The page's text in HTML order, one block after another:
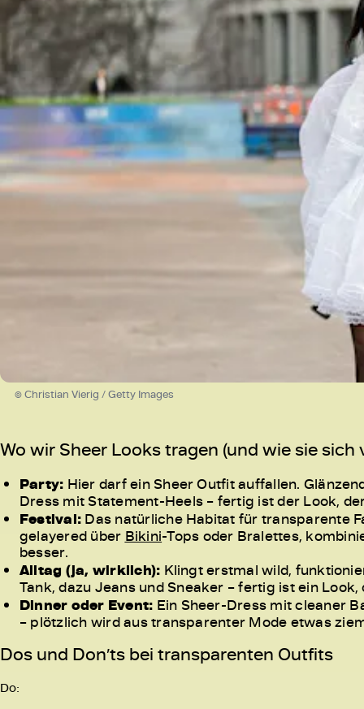
© Christian Vierig / Getty Images
Wo wir Sheer Looks tragen (und wie sie sich
Party: Hier darf ein Sheer Outfit auffallen.
Dress mit Statement-Heels – fertig ist der Look,
Festival: Das natürliche Habitat für transparente
gelayered über Bikini-Tops oder Bralettes,
besser.
Alltag (ja, wirklich): Klingt erstmal wild,
Tank, dazu Jeans und Sneaker – fertig ist ein
Dinner oder Event: Ein Sheer-Dress mit cleaner
– plötzlich wird aus transparenter Mode etwas
Dos und Don’ts bei transparenten Outfits
Do: